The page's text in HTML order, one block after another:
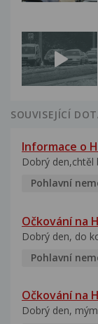
SOUVISEJÍCÍ
Informace o
Dobrý den,chtěl
Pohlavní
Očkování na
Dobrý den, do
Pohlavní
Očkování na
Dobrý den,